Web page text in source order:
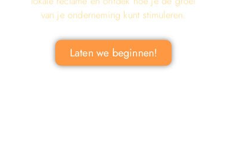
van je onderneming kunt stimuleren.
Laten we beginnen!